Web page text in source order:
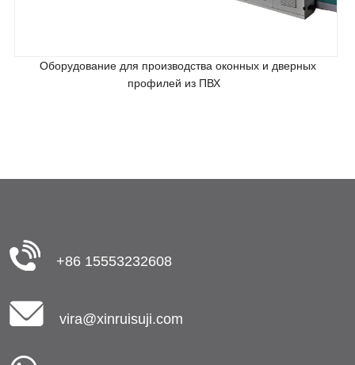
Оборудование для производства оконных и дверных
профилей из ПВХ
+86 15553232608
vira@xinruisuji.com